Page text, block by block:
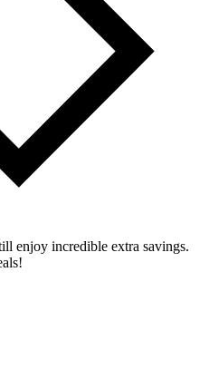
enjoy incredible extra savings.